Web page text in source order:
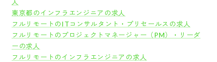
人
東京都のインフラエンジニアの求人
フルリモートのITコンサルタント・プリセールスの求人
フルリモートのプロジェクトマネージャー（PM）・リーダ
ーの求人
フルリモートのインフラエンジニアの求人